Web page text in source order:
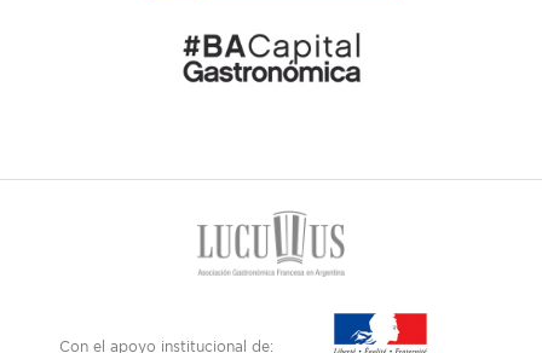
Con el apoyo institucional de: